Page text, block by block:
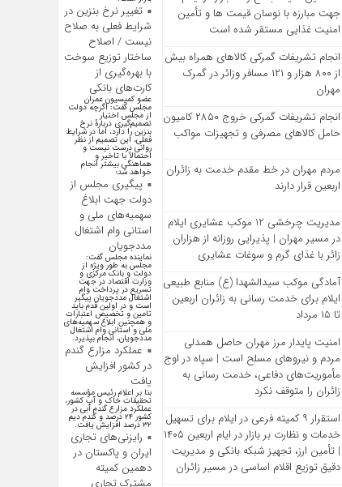
جهت مبارزه با نوسان قیمت‌ ها و تأمین
امنیت غذایی مستقر شده است
انجام تشریفات گمرکی کالاهای همراه بیش
از ۸۰۰ هزار و ۱۲۱ مسافر وزائر در گمرک
مهران
انجام تشریفات گمرکی خروج ۲۸۵۰ کامیون
حامل کالاهای مصرفی و تجهیزات مواکب
مردم مهران در خط مقدم خدمت به زائران
اربعین قرار دارند
مدیریت چرخشی 12 موکب‌ عشایری ایلام
در مسیر مهران | پذیرایی روزانه از هزاران
زائر با غذای گرم و سوغات عشایری
آمادگی موکب سیدالشهدا (ع) منابع طبیعی
ایلام برای خدمت‌ رسانی به زائران اربعین
تا ۱۵ مرداد
امنیت پایدار مرز مهران حاصل همدلی
مردم و نیروهای مسلح است | سپاه در اوج
مأموریت‌های دفاعی، خدمت‌ رسانی به
زائران را متوقف نکرد
استقرار ۹ کمیته فرعی در ایلام برای تسهیل
خدمات و نظارت بر بازار در ایام اربعین ۱۴۰۵
| تأمین ارز، تجهیز شبکه بانکی و مدیریت
دقیق توزیع اقلام اساسی در مسیر زائران
تغییر نرخ بنزین در
شرایط فعلی به صلاح
نیست / اصلاح
ساختار توزیع سوخت
با بهره‌گیری از
کارت‌های بانکی
عضو کمیسیون عمران
مجلس گفت: اگرچه دولت
از مجلس اختیار
تصمیم‌گیری دربارهٔ نرخ
بنزین را دارد، اما در شرایط
فعلی، این تصمیم از نظر
روانی درست نیست و
احتمالاً با تاخیر و
هماهنگی بیشتر انجام
خواهد شد؛
پیگیری مجلس از
دولت جهت ابلاغ
سهمیه‌های ملی و
استانی وام اشتغال
مددجویان
نماینده مجلس گفت:
مجلس به طور ویژه از
دولت و بانک مرکزی و
وزارت اقتصاد در جهت
تسریع در پرداخت وام
اشتغال مددجویان پیگیر
است و در اولین قدم باید
تامین و تخصیص اعتبارات
و همچنین ابلاغ سهمیه‌های
ملی و استانی وام اشتغال
مددجویان، انجام بپذیرد.
عملکرد مزارع گندم
در کشور افزایش
یافت
بنا بر اعلام رئیس مؤسسه
تحقیقات خاک و آب کشور،
عملکرد مزارع گندم آبی در
کشور ۲۴ درصد و گندم دیم
۳۲ درصد افزایش یافت.
رایزنی‌های تجاری
ایران و پاکستان در
دهمین کمیته
مشترک تجاری